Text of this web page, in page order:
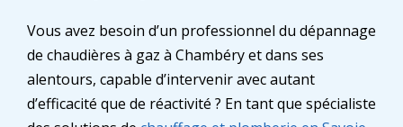
Vous avez besoin d’un professionnel du dépannage
de chaudières à gaz à Chambéry et dans ses
alentours, capable d’intervenir avec autant
d’efficacité que de réactivité ? En tant que spécialiste